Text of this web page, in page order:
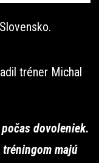
tréner Michal
dovoleniek.
majú